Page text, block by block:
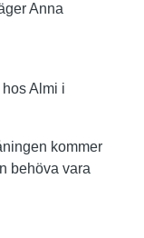
Anna
Almi i
kommer
behöva vara